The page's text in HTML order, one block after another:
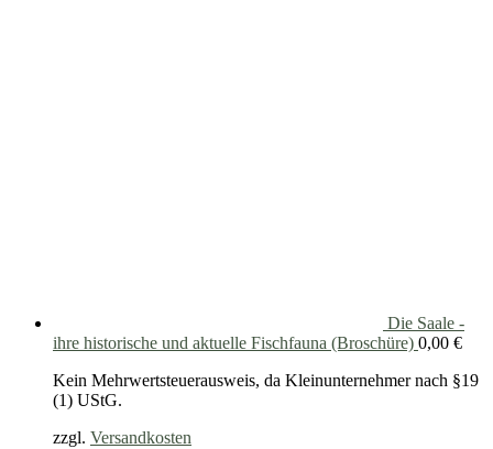
Die Saale -
ihre historische und aktuelle Fischfauna (Broschüre) 0,00 €
Kein Mehrwertsteuerausweis, da Kleinunternehmer nach §19
(1) UStG.
zzgl. Versandkosten